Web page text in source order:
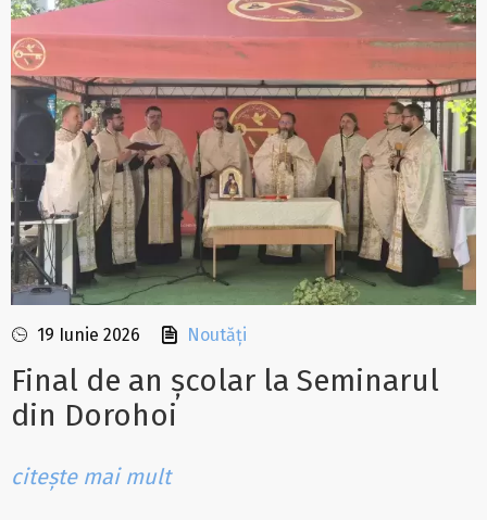
19 Iunie 2026 Noutăți
Final de an școlar la Seminarul
din Dorohoi
citește mai mult